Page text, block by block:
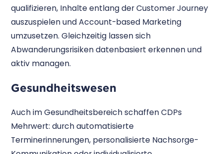
qualifizieren, Inhalte entlang der Customer Journey
auszuspielen und Account-based Marketing
umzusetzen. Gleichzeitig lassen sich
Abwanderungsrisiken datenbasiert erkennen und
aktiv managen.
Gesundheitswesen
Auch im Gesundheitsbereich schaffen CDPs
Mehrwert: durch automatisierte
Terminerinnerungen, personalisierte Nachsorge-